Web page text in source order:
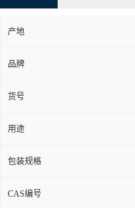
产地
品牌
货号
用途
包装规格
CAS编号